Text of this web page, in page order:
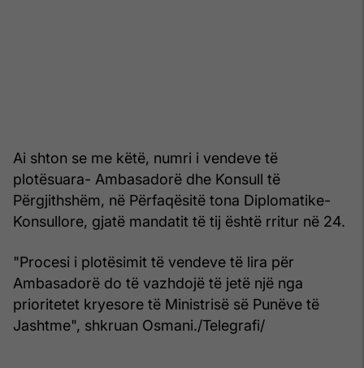
Ai shton se me këtë, numri i vendeve të
plotësuara- Ambasadorë dhe Konsull të
Përgjithshëm, në Përfaqësitë tona Diplomatike-
Konsullore, gjatë mandatit të tij është rritur në 24.
"Procesi i plotësimit të vendeve të lira për
Ambasadorë do të vazhdojë të jetë një nga
prioritetet kryesore të Ministrisë së Punëve të
Jashtme", shkruan Osmani./Telegrafi/